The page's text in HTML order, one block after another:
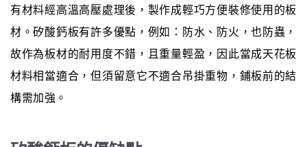
有材料經高溫高壓處理後，製作成輕巧方便裝修使用的板
材。矽酸鈣板有許多優點，例如：防水、防火，也防蟲，
故作為板材的耐用度不錯，且重量輕盈，因此當成天花板
材料相當適合，但須留意它不適合吊掛重物，鋪板前的結
構需加強。